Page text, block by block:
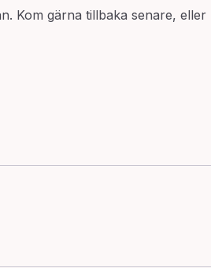
Kom gärna tillbaka senare, eller